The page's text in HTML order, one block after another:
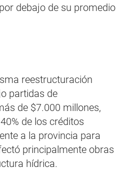
debajo de su promedio
reestructuración
partidas de
de $7.000 millones,
de los créditos
a la provincia para
principalmente obras
hídrica.